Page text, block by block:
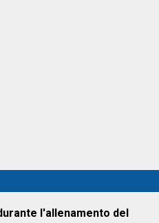
l'allenamento del